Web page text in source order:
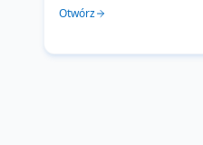
Otwórz